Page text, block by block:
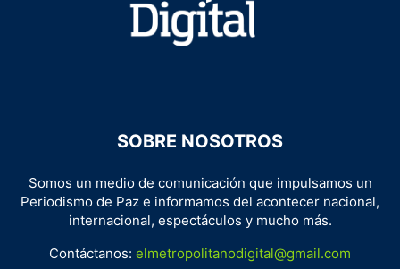
SOBRE NOSOTROS
Somos un medio de comunicación que impulsamos un
Periodismo de Paz e informamos del acontecer nacional,
internacional, espectáculos y mucho más.
Contáctanos: elmetropolitanodigital@gmail.com